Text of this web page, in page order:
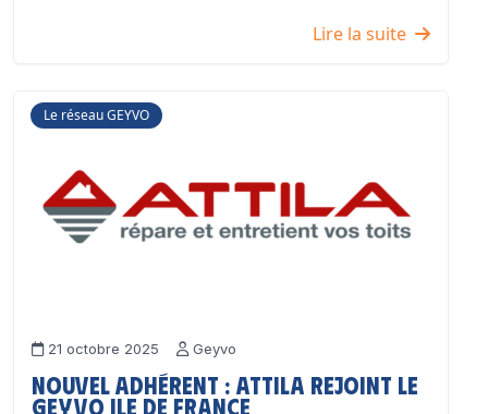
Lire la suite
Le réseau GEYVO
21 octobre 2025 Geyvo
Nouvel adhérent : ATTILA rejoint le
GEYVO Ile de France